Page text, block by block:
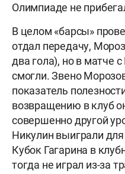
Олимпиаде не
В целом «барсы»
отдал передачу,
два гола), но в матче
смогли. Звено
показатель
возвращению в клуб
совершенно другой
Никулин выиграли для
Кубок Гагарина в
тогда не играл из-за